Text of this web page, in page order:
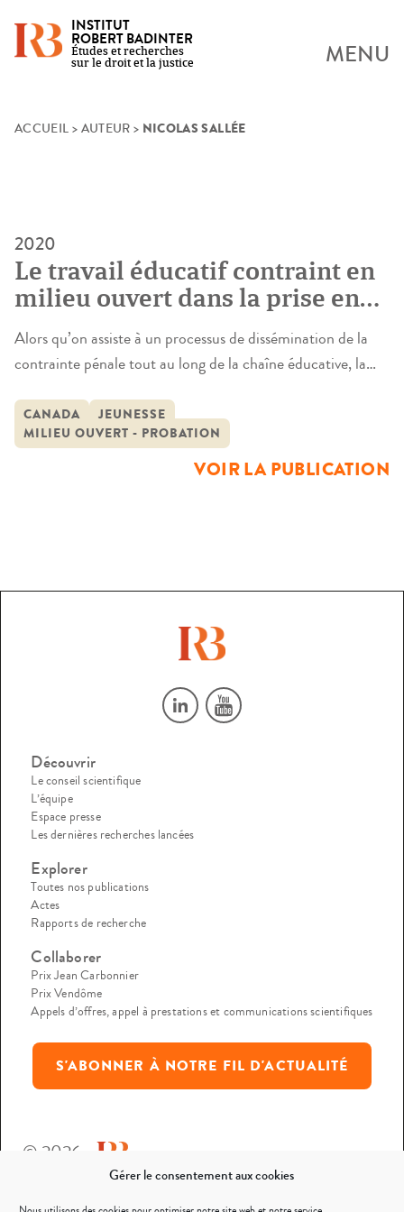
Gérer le consentement aux cookies
Skip
INSTITUT
ROBERT BADINTER
Études et recherches
sur le droit et la justice
MENU
ACCUEIL > AUTEUR > NICOLAS SALLÉE
2020
Le travail éducatif contraint en
milieu ouvert dans la prise en
charge pénale des mineurs.
Regards croisés France-Québec.
Des professionnalités aux
gouvernementalités
Alors qu’on assiste à un processus de dissémination de la
contrainte pénale tout au long de la chaîne éducative, la
accompagnement/contrôle des pratiques des agents
chargés du suivi hors les murs et en « milieu ouvert » dits «
éducateurs » en France, et « délégués jeunesse » […]
CANADA
JEUNESSE
MILIEU OUVERT - PROBATION
VOIR LA PUBLICATION
Découvrir
Le conseil scientifique
L’équipe
Espace presse
Les dernières recherches lancées
Explorer
Toutes nos publications
Actes
Rapports de recherche
Collaborer
Prix Jean Carbonnier
Prix Vendôme
Appels d’offres, appel à prestations et communications scientifiques
S'ABONNER À NOTRE FIL D'ACTUALITÉ
© 2026